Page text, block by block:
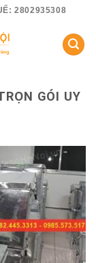
2802935308
GÓI UY